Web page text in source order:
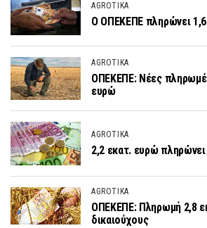
AGROTIKA
Ο ΟΠΕΚΕΠΕ πληρώνει
AGROTIKA
ΟΠΕΚΕΠΕ: Νέες
ευρώ
AGROTIKA
2,2 εκατ. ευρώ
AGROTIKA
ΟΠΕΚΕΠΕ: Πληρωμή 2,8
δικαιούχους